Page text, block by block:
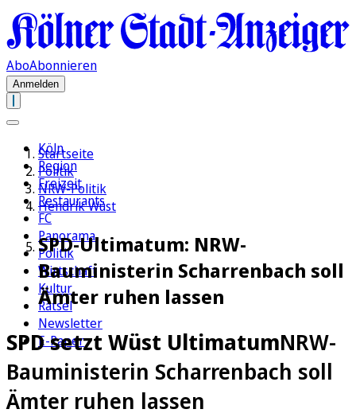
AboAbonnieren
Anmelden
Köln
Region
Freizeit
Restaurants
FC
Panorama
Politik
Wirtschaft
Kultur
Rätsel
Newsletter
E-Paper
Startseite
Politik
NRW-Politik
Hendrik Wüst
SPD-Ultimatum: NRW-
Bauministerin Scharrenbach soll
Ämter ruhen lassen
SPD setzt Wüst UltimatumNRW-
Bauministerin Scharrenbach soll
Ämter ruhen lassen